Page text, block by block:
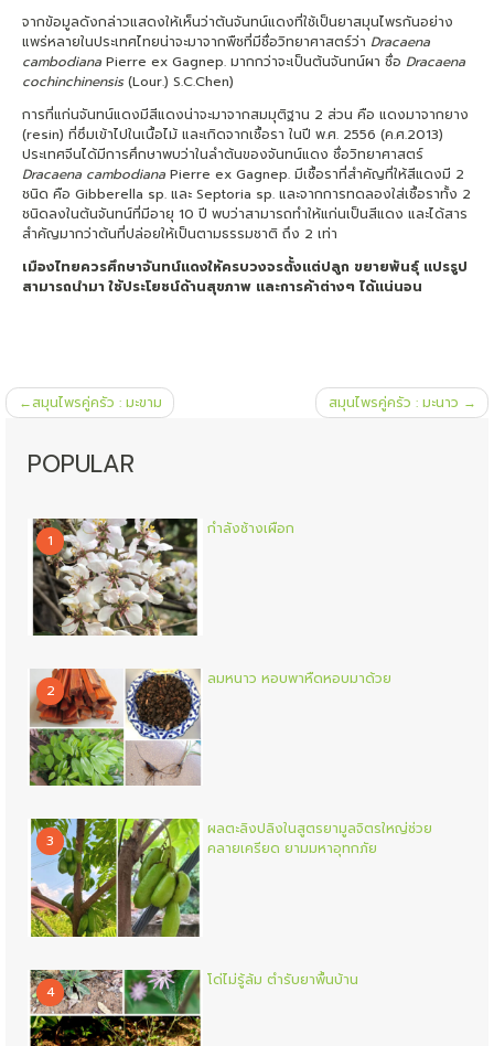
จากข้อมูลดังกล่าวแสดงให้เห็นว่าต้นจันทน์แดงที่ใช้เป็นยาสมุนไพรกันอย่าง
แพร่หลายในประเทศไทยน่าจะมาจากพืชที่มีชื่อวิทยาศาสตร์ว่า Dracaena
cambodiana Pierre ex Gagnep. มากกว่าจะเป็นต้นจันทน์ผา ชื่อ Dracaena
cochinchinensis(Lour.) S.C.Chen)
การที่แก่นจันทน์แดงมีสีแดงน่าจะมาจากสมมุติฐาน 2 ส่วน คือ แดงมาจากยาง
(resin) ที่ซึมเข้าไปในเนื้อไม้ และเกิดจากเชื้อรา ในปี พ.ศ. 2556 (ค.ศ.2013)
ประเทศจีนได้มีการศึกษาพบว่าในลำต้นของจันทน์แดง ชื่อวิทยาศาสตร์
Dracaena cambodiana Pierre ex Gagnep. มีเชื้อราที่สำคัญที่ให้สีแดงมี 2
ชนิด คือ Gibberella sp. และ Septoria sp. และจากการทดลองใส่เชื้อราทั้ง 2
ชนิดลงในต้นจันทน์ที่มีอายุ 10 ปี พบว่าสามารถทำให้แก่นเป็นสีแดง และได้สาร
สำคัญมากว่าต้นที่ปล่อยให้เป็นตามธรรมชาติ ถึง 2 เท่า
เมืองไทยควรศึกษาจันทน์แดงให้ครบวงจรตั้งแต่ปลูก ขยายพันธุ์ แปรรูป
สามารถนำมา ใช้ประโยชน์ด้านสุขภาพ และการค้าต่างๆ ได้แน่นอน
แนะแนว
เรื่อง
สมุนไพรคู่ครัว : มะขาม สมุนไพรคู่ครัว : มะนาว
POPULAR
1
กำลังช้างเผือก
2
ลมหนาว หอบพาหืดหอบมาด้วย
3
ผลตะลิงปลิงในสูตรยามูลจิตรใหญ่ช่วย
คลายเครียด ยามมหาอุทกภัย
4
โด่ไม่รู้ล้ม ตำรับยาพื้นบ้าน